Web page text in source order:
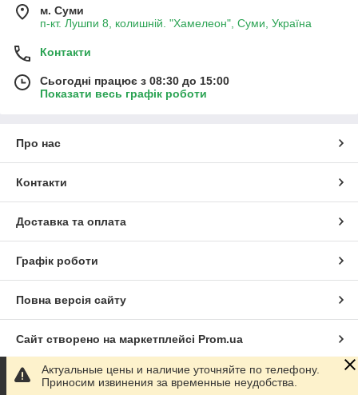
м. Суми
п-кт. Лушпи 8, колишній. "Хамелеон", Суми, Україна
Контакти
Сьогодні працює з 08:30 до 15:00
Показати весь графік роботи
Про нас
Контакти
Доставка та оплата
Графік роботи
Повна версія сайту
Сайт створено на маркетплейсі Prom.ua
Політика конфіденційності
Актуальные цены и наличие уточняйте по телефону.
Приносим извинения за временные неудобства.